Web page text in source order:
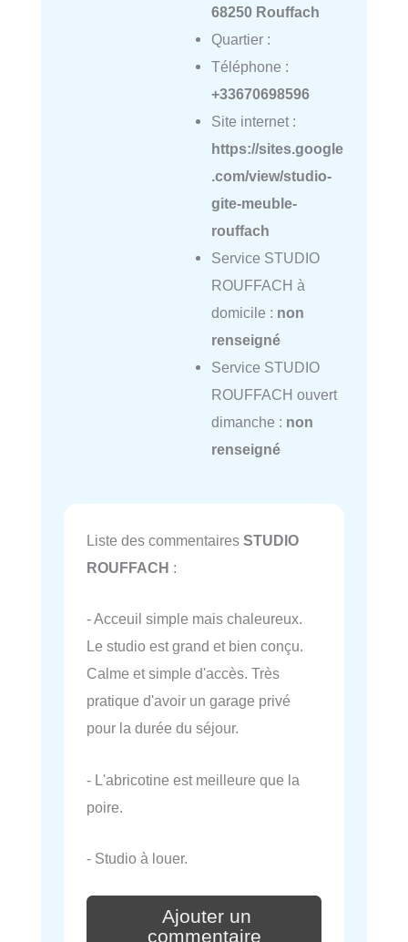
68250 Rouffach
Quartier :
Téléphone :
+33670698596
Site internet :
https://sites.google
.com/view/studio-
gite-meuble-
rouffach
Service STUDIO
ROUFFACH à
domicile : non
renseigné
Service STUDIO
ROUFFACH ouvert
dimanche : non
renseigné
Liste des commentaires STUDIO
ROUFFACH :
- Acceuil simple mais chaleureux.
Le studio est grand et bien conçu.
Calme et simple d'accès. Très
pratique d'avoir un garage privé
pour la durée du séjour.
- L'abricotine est meilleure que la
poire.
- Studio à louer.
Ajouter un
commentaire